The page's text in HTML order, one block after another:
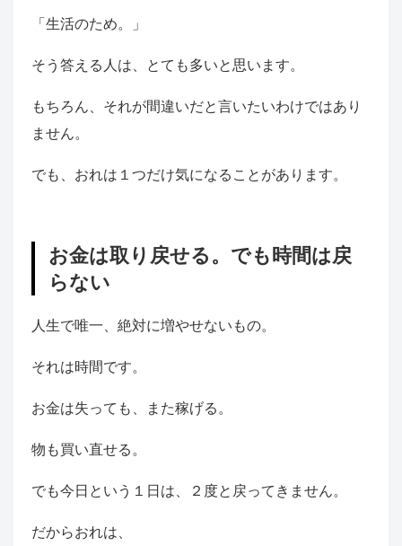
「生活のため。」
そう答える人は、とても多いと思います。
もちろん、それが間違いだと言いたいわけではあり
ません。
でも、おれは１つだけ気になることがあります。
お金は取り戻せる。でも時間は戻
らない
人生で唯一、絶対に増やせないもの。
それは時間です。
お金は失っても、また稼げる。
物も買い直せる。
でも今日という１日は、２度と戻ってきません。
だからおれは、